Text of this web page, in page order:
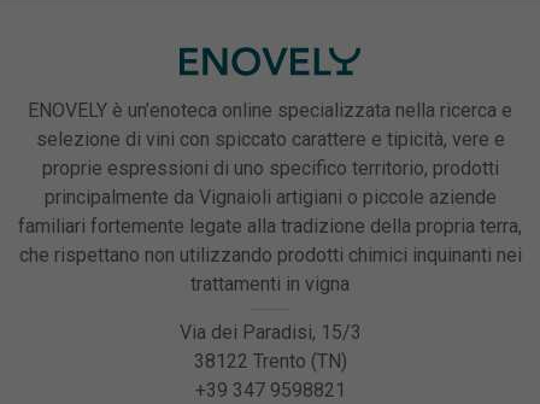
ENOVELY è un’enoteca online specializzata nella ricerca e
selezione di vini con spiccato carattere e tipicità, vere e
proprie espressioni di uno specifico territorio, prodotti
principalmente da Vignaioli artigiani o piccole aziende
familiari fortemente legate alla tradizione della propria terra,
che rispettano non utilizzando prodotti chimici inquinanti nei
trattamenti in vigna
Via dei Paradisi, 15/3
38122 Trento (TN)
+39 347 9598821